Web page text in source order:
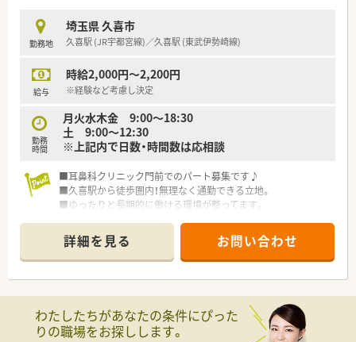
な薬局さんよりも「短い時間」で「お休みも多く」働けることが魅
力です☆
■埼玉県久喜市にて1店舗の調整薬局を運営する会社で、地域に
根差した運営を目指しています。
ことが可能です。
■代表は医療事務として現場に入られています。親しみやすい
お人柄で、現場に理解のある方なので、困りごと等も相談しやす
勤務地
埼玉県 久喜市
久喜駅 (JR宇都宮線)／久喜駅 (東武伊勢崎線)
給与
時給2,000円～2,200円
※経験など考慮し決定
勤務
時間
月火水木金 9:00～18:30
土 9:00～12:30
※上記内で日数・時間数は応相談
■耳鼻科クリニック門前でのパート募集です♪
■久喜駅から徒歩圏内！無理なく通勤できる立地。
■ゆったりと長期的に働ける環境が整ってます。
■外来以外に在宅医療にも力を入れており、幅広いスキルを身に
着ける事が可能です
■
詳細を見る お問い合わせ
わたしたちがあなたの条件にぴった
りの職場をお探しします。